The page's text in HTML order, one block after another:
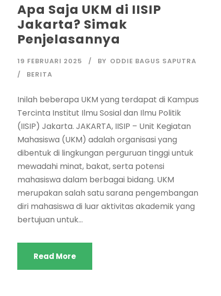
Apa Saja UKM di IISIP
Jakarta? Simak
Penjelasannya
19 FEBRUARI 2025 BY ODDIE BAGUS SAPUTRA
BERITA
Inilah beberapa UKM yang terdapat di Kampus
Tercinta Institut Ilmu Sosial dan Ilmu Politik
(IISIP) Jakarta. JAKARTA, IISIP – Unit Kegiatan
Mahasiswa (UKM) adalah organisasi yang
dibentuk di lingkungan perguruan tinggi untuk
mewadahi minat, bakat, serta potensi
mahasiswa dalam berbagai bidang. UKM
merupakan salah satu sarana pengembangan
diri mahasiswa di luar aktivitas akademik yang
bertujuan untuk...
Read More